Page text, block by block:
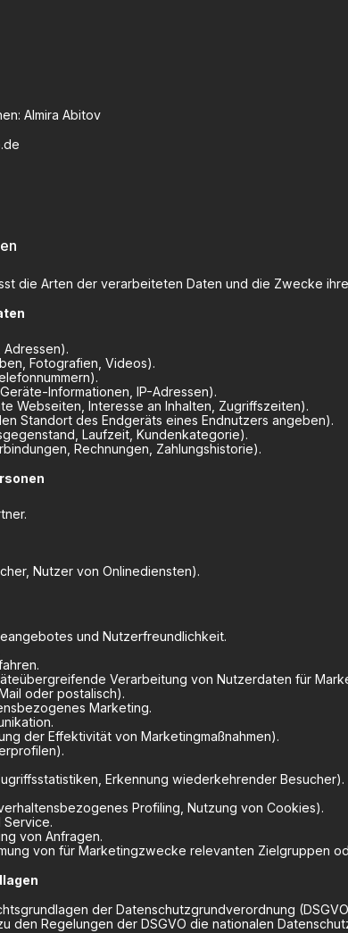
Almira Abitov
die Arten der verarbeiteten Daten und die Zwecke
Adressen).
Fotografien, Videos).
Informationen, IP-Adressen).
Webseiten, Interesse an Inhalten, Zugriffszeiten).
Standort des Endgeräts eines Endnutzers angeben).
Laufzeit, Kundenkategorie).
Rechnungen, Zahlungshistorie).
Nutzer von Onlinediensten).
und Nutzerfreundlichkeit.
Verarbeitung von Nutzerdaten für
oder postalisch).
Marketing.
der Effektivität von Marketingmaßnahmen).
Erkennung wiederkehrender Besucher).
Profiling, Nutzung von Cookies).
Service.
von Anfragen.
von für Marketingzwecke relevanten Zielgruppen
der Datenschutzgrundverordnung
den Regelungen der DSGVO die nationalen